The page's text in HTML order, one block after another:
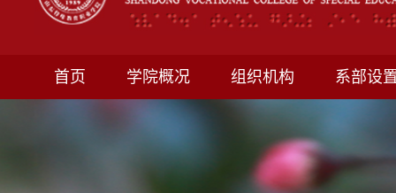
首页 学院概况 组织机构 系部设